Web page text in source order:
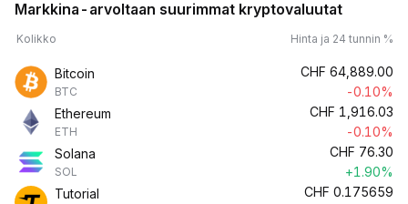
Markkina-arvoltaan suurimmat kryptovaluutat
Kolikko Hinta ja 24 tunnin %
Bitcoin
BTC
CHF 64,889.00
-0.10%
Ethereum
ETH
CHF 1,916.03
-0.10%
Solana
SOL
CHF 76.30
+1.90%
Tutorial
CHF 0.175659